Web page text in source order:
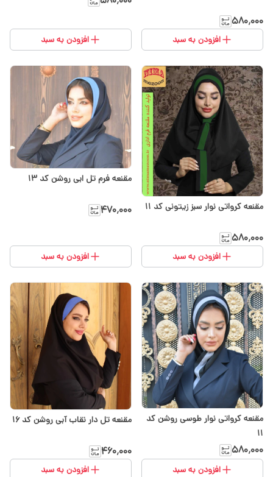
۵۸۰٬۰۰۰
افزودن به سبد افزودن به سبد
مقنعه کرواتی نوار سبز زیتونی کد ۱۱
۵۸۰٬۰۰۰
افزودن به سبد
مقنعه فرم تل ابی روشن کد ۱۳
۴۷۰٬۰۰۰
افزودن به سبد
مقنعه کرواتی نوار طوسی روشن کد
۱۱
۵۸۰٬۰۰۰
افزودن به سبد
مقنعه تل دار نقاب آبی روشن کد 16
۴۶۰٬۰۰۰
افزودن به سبد